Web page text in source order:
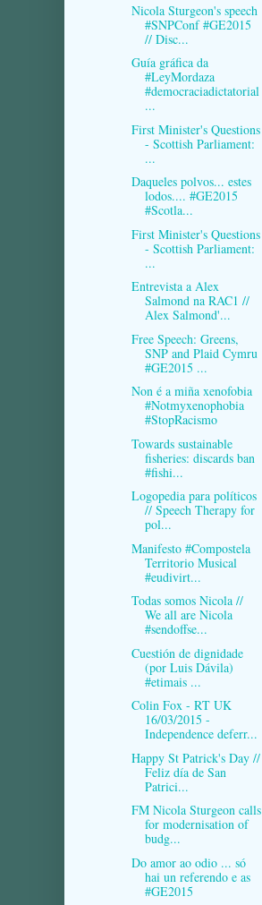
Nicola Sturgeon's speech
#SNPConf #GE2015
// Disc...
Guía gráfica da
#LeyMordaza
#democraciadictatorial
...
First Minister's Questions
- Scottish Parliament:
...
Daqueles polvos... estes
lodos.... #GE2015
#Scotla...
First Minister's Questions
- Scottish Parliament:
...
Entrevista a Alex
Salmond na RAC1 //
Alex Salmond'...
Free Speech: Greens,
SNP and Plaid Cymru
#GE2015 ...
Non é a miña xenofobia
#Notmyxenophobia
#StopRacismo
Towards sustainable
fisheries: discards ban
#fishi...
Logopedia para políticos
// Speech Therapy for
pol...
Manifesto #Compostela
Territorio Musical
#eudivirt...
Todas somos Nicola //
We all are Nicola
#sendoffse...
Cuestión de dignidade
(por Luis Dávila)
#etimais ...
Colin Fox - RT UK
16/03/2015 -
Independence deferr...
Happy St Patrick's Day //
Feliz día de San
Patrici...
FM Nicola Sturgeon calls
for modernisation of
budg...
Do amor ao odio ... só
hai un referendo e as
#GE2015